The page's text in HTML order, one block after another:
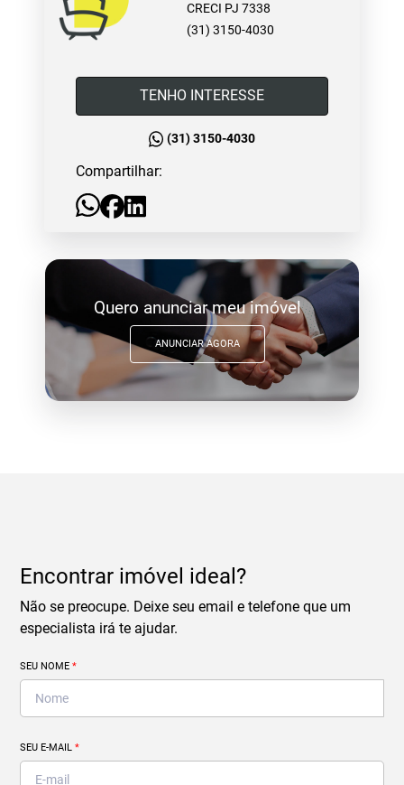
CRECI PJ 7338
(31) 3150-4030
TENHO INTERESSE
(31) 3150-4030
Compartilhar:
Quero anunciar meu imóvel
ANUNCIAR AGORA
Encontrar imóvel ideal?
Não se preocupe. Deixe seu email e telefone que um
especialista irá te ajudar.
SEU NOME*
SEU E-MAIL*